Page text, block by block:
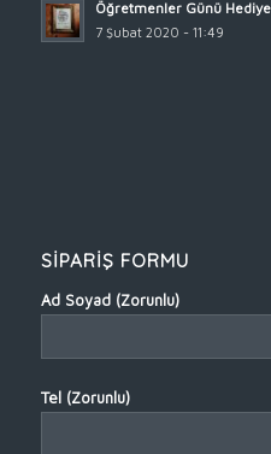
Öğretmenler Günü Hediye
7 Şubat 2020 - 11:49
SİPARİŞ FORMU
Ad Soyad (Zorunlu)
Tel (Zorunlu)